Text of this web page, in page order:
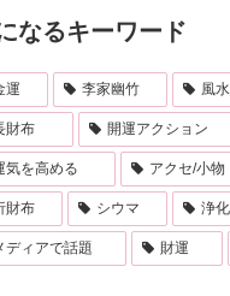
なるキーワード
運 李家幽竹 風水
財布 開運アクション
気を高める アクセ/小物
財布 シウマ 浄化
ディアで話題 財運